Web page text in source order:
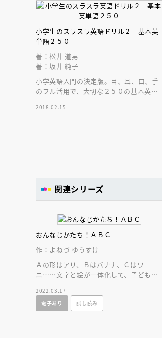
小学生のスラスラ英語ドリル２ 基本英
単語２５０
著：松井 道男
著：坂井 純子
小学英語入門の決定版。目、耳、口、手
のフル活用で、大切な２５０の基本英単
につくＣＤつき
2018.02.15
関連シリーズ
おんなじかたち！ＡＢＣ
作：よねづ ゆうすけ
Ａの形はアリ、Ｂはバナナ、Ｃはワ
ニ……文字と絵が一体化して、子どもが
ファベットブック。
2022.03.17
電子あり
試し読み